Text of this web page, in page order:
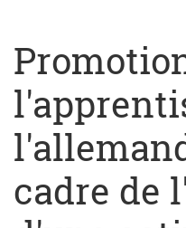
cadre de